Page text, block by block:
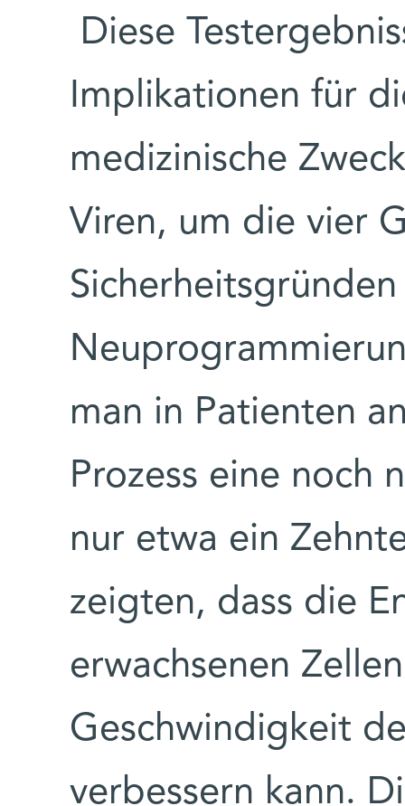
Diese
Implikationen für
medizinische
Viren, um die vier
man in Patienten
Prozess eine noch
nur etwa ein
zeigten, dass die
erwachsenen
Geschwindigkeit
verbessern kann.